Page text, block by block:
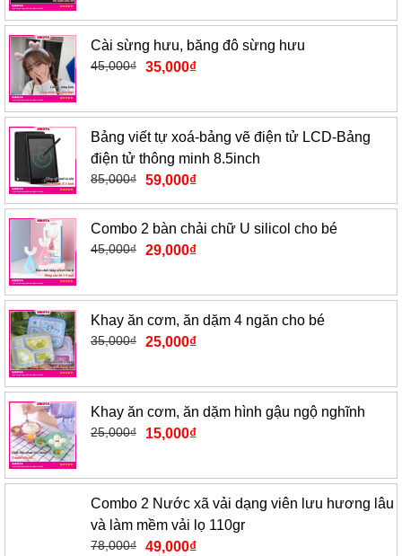
Cài sừng hưu, băng đô sừng hưu
45,000₫ 35,000₫
Bảng viết tự xoá-bảng vẽ điện tử LCD-Bảng
điện tử thông minh 8.5inch
85,000₫ 59,000₫
Combo 2 bàn chải chữ U silicol cho bé
45,000₫ 29,000₫
Khay ăn cơm, ăn dặm 4 ngăn cho bé
35,000₫ 25,000₫
Khay ăn cơm, ăn dặm hình gậu ngộ nghĩnh
25,000₫ 15,000₫
Combo 2 Nước xã vải dạng viên lưu hương lâu
và làm mềm vải lọ 110gr
78,000₫ 49,000₫